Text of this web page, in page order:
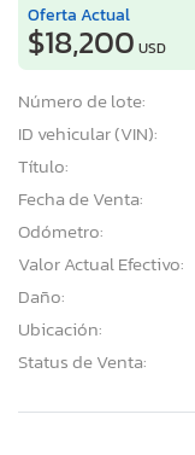
Oferta Actual
$18,200 USD
Número de lote:
ID vehicular (VIN):
Título:
Fecha de Venta:
Odómetro:
Valor Actual Efectivo:
Daño:
Ubicación:
Status de Venta: